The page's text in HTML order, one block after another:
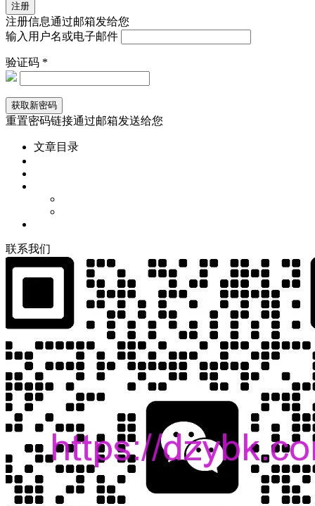
注册信息通过邮箱发给您
输入用户名或电子邮件
验证码 *
重置密码链接通过邮箱发送给您
文章目录
联系我们